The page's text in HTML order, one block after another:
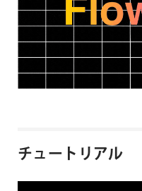
チュートリアル